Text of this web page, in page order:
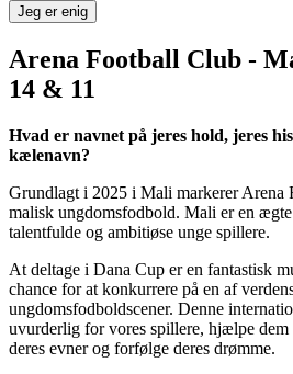
Jeg er enig
Arena Football Club -
14 & 11
Hvad er navnet på jeres hold, jeres
kælenavn?
Grundlagt i 2025 i Mali markerer Arena
malisk ungdomsfodbold. Mali er en
talentfulde og ambitiøse unge spillere.
At deltage i Dana Cup er en fantastisk
chance for at konkurrere på en af
ungdomsfodboldscener. Denne
uvurderlig for vores spillere, hjælpe
deres evner og forfølge deres drømme.